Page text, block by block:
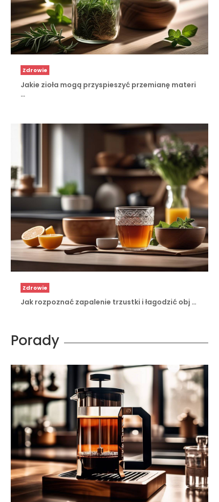
Zdrowie
Jakie zioła mogą przyspieszyć przemianę materi
…
Zdrowie
Jak rozpoznać zapalenie trzustki i łagodzić obj …
Porady